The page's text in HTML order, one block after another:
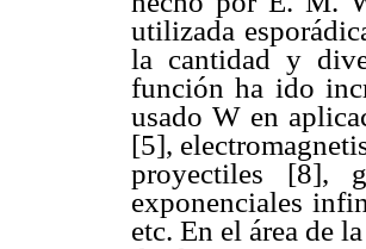
utilizada
la cantidad y
función ha ido
usado W en
[5],
proyectiles [8],
exponenciales
etc. En el área de